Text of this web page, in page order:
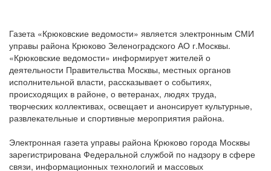
Газета «Крюковские ведомости» является электронным СМИ
управы района Крюково Зеленоградского АО г.Москвы.
«Крюковские ведомости» информирует жителей о
деятельности Правительства Москвы, местных органов
исполнительной власти, рассказывает о событиях,
происходящих в районе, о ветеранах, людях труда,
творческих коллективах, освещает и анонсирует культурные,
развлекательные и спортивные мероприятия района.
Электронная газета управы района Крюково города Москвы
зарегистрирована Федеральной службой по надзору в сфере
связи, информационных технологий и массовых